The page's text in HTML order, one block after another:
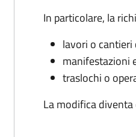
In particolare, la
lavori o cantieri
manifestazioni
traslochi o
La modifica